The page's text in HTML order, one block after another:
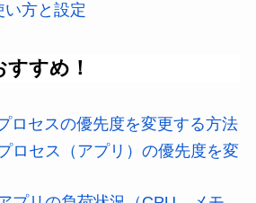
方と設定
すめ！
ロセスの優先度を変更する方法
ロセス（アプリ）の優先度を変